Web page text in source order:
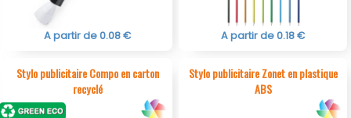
tout en maîtrisant vos coûts.
A partir de 0.08 € A partir de 0.18 €
Stylo publicitaire Compo en carton
recyclé
Stylo publicitaire Zonet en plastique
ABS